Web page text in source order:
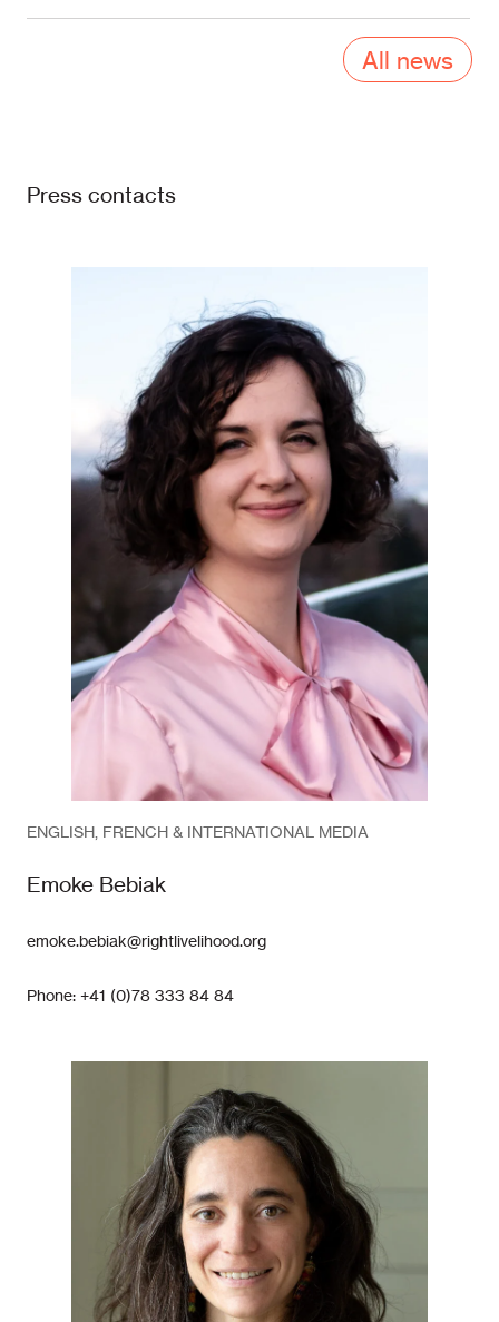
All news
Press contacts
ENGLISH, FRENCH & INTERNATIONAL MEDIA
Emoke Bebiak
emoke.bebiak@rightlivelihood.org
Phone: +41 (0)78 333 84 84